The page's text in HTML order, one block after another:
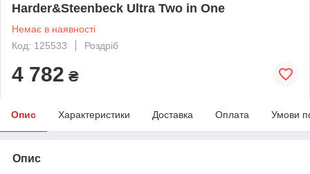
Harder&Steenbeck Ultra Two in One
Немає в наявності
Код: 125533
Роздріб
4 782 ₴
Опис Характеристики Доставка Оплата Умови
Опис